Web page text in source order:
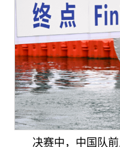
决赛中，中国队